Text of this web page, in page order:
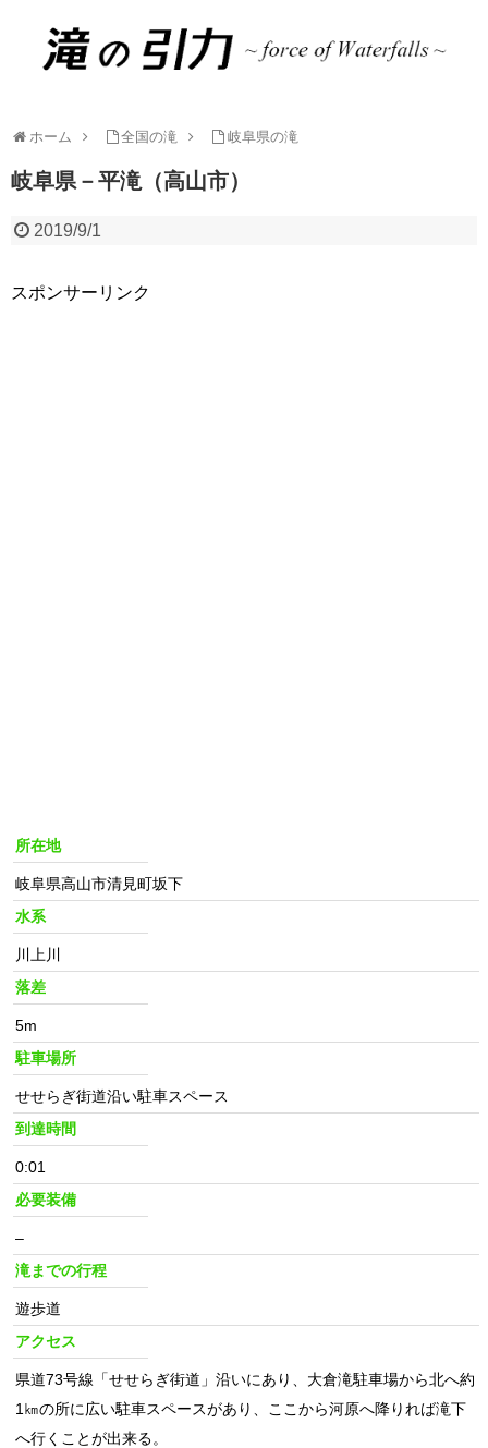
ホーム 全国の滝 岐阜県の滝
岐阜県－平滝（高山市）
2019/9/1
スポンサーリンク
所在地
岐阜県高山市清見町坂下
水系
川上川
落差
5m
駐車場所
せせらぎ街道沿い駐車スペース
到達時間
0:01
必要装備
–
滝までの行程
遊歩道
アクセス
県道73号線「せせらぎ街道」沿いにあり、大倉滝駐車場から北へ約
1㎞の所に広い駐車スペースがあり、ここから河原へ降りれば滝下
へ行くことが出来る。